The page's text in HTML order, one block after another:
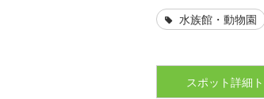
水族館・動物園
スポット詳細